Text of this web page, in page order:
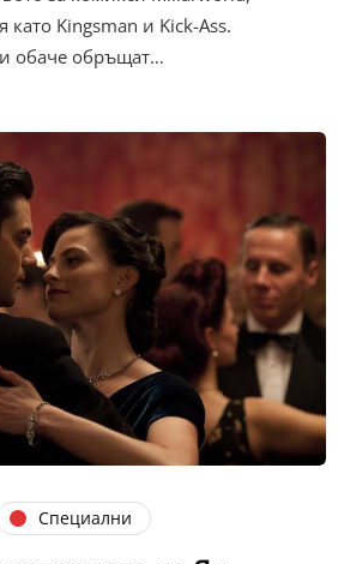
като Kingsman и Kick-Ass.
обаче обръщат…
Специални